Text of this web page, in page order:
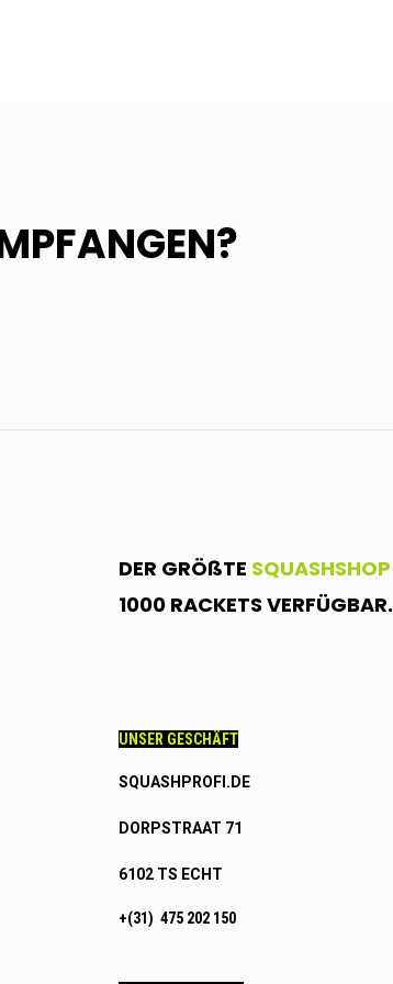
DER GRÖßTE SQUASHSHOP
1000 RACKETS VERFÜGBAR.
UNSER GESCHÄFT
SQUASHPROFI.DE
DORPSTRAAT 71
6102 TS ECHT
+(31) 475 202 150